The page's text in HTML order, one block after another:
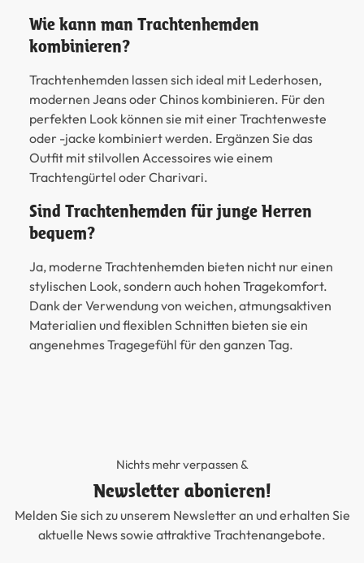
Wie kann man Trachtenhemden
kombinieren?
Trachtenhemden lassen sich ideal mit Lederhosen,
modernen Jeans oder Chinos kombinieren. Für den
perfekten Look können sie mit einer Trachtenweste
oder -jacke kombiniert werden. Ergänzen Sie das
Outfit mit stilvollen Accessoires wie einem
Trachtengürtel oder Charivari.
Sind Trachtenhemden für junge Herren
bequem?
Ja, moderne Trachtenhemden bieten nicht nur einen
stylischen Look, sondern auch hohen Tragekomfort.
Dank der Verwendung von weichen, atmungsaktiven
Materialien und flexiblen Schnitten bieten sie ein
angenehmes Tragegefühl für den ganzen Tag.
Nichts mehr verpassen &
Newsletter abonieren!
Melden Sie sich zu unserem Newsletter an und erhalten Sie
aktuelle News sowie attraktive Trachtenangebote.